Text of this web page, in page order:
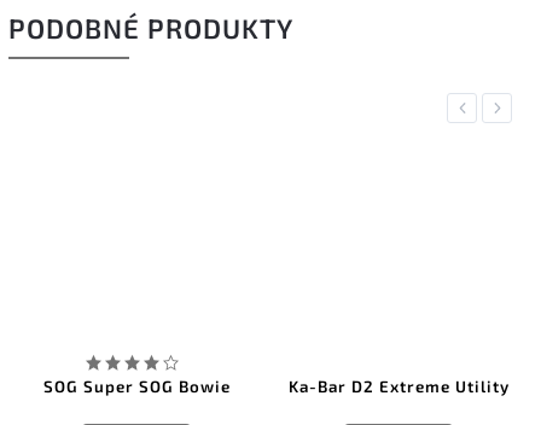
PODOBNÉ PRODUKTY
Previous
SOG Super SOG Bowie Ka-Bar D2 Extreme Utility
Next